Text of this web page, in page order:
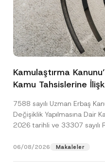
Kamulaştırma
Kamu Tahsislerine
7588 sayılı Uzman Erbaş
Değişiklik Yapılmasına Dair
2026 tarihli ve 33307 sayılı
06/08/2026 Makaleler